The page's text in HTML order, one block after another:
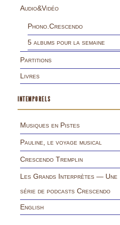
Audio&Vidéo
Phono.Crescendo
5 albums pour la semaine
Partitions
Livres
INTEMPORELS
Musiques en Pistes
Pauline, le voyage musical
Crescendo Tremplin
Les Grands Interprètes — Une
série de podcasts Crescendo
English